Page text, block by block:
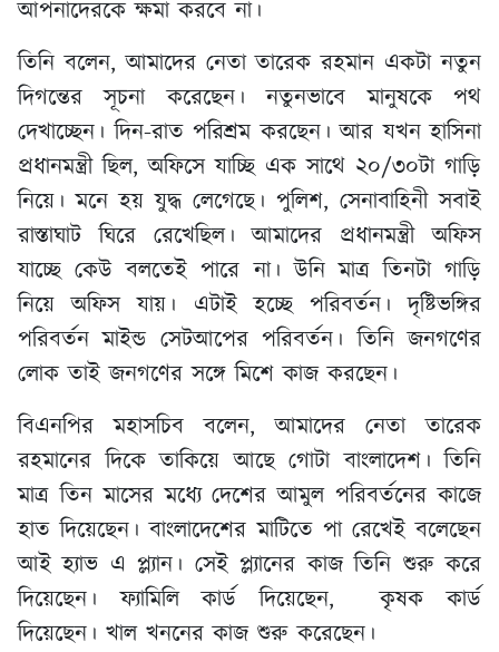
আপনাদেরকে ক্ষমা করবে না।
তিনি বলেন, আমাদের নেতা তারেক রহমান একটা নতুন
দিগন্তের সূচনা করেছেন। নতুনভাবে মানুষকে পথ
দেখাচ্ছেন। দিন-রাত পরিশ্রম করছেন। আর যখন হাসিনা
প্রধানমন্ত্রী ছিল, অফিসে যাচ্ছি এক সাথে ২০/৩০টা গাড়ি
নিয়ে। মনে হয় যুদ্ধ লেগেছে। পুলিশ, সেনাবাহিনী সবাই
রাস্তাঘাট ঘিরে রেখেছিল। আমাদের প্রধানমন্ত্রী অফিস
যাচ্ছে কেউ বলতেই পারে না। উনি মাত্র তিনটা গাড়ি
নিয়ে অফিস যায়। এটাই হচ্ছে পরিবর্তন। দৃষ্টিভঙ্গির
পরিবর্তন মাইন্ড সেটআপের পরিবর্তন। তিনি জনগণের
লোক তাই জনগণের সঙ্গে মিশে কাজ করছেন।
বিএনপির মহাসচিব বলেন, আমাদের নেতা তারেক
রহমানের দিকে তাকিয়ে আছে গোটা বাংলাদেশ। তিনি
মাত্র তিন মাসের মধ্যে দেশের আমুল পরিবর্তনের কাজে
হাত দিয়েছেন। বাংলাদেশের মাটিতে পা রেখেই বলেছেন
আই হ্যাভ এ প্ল্যান। সেই প্ল্যানের কাজ তিনি শুরু করে
দিয়েছেন। ফ্যামিলি কার্ড দিয়েছেন, কৃষক কার্ড
দিয়েছেন। খাল খননের কাজ শুরু করেছেন।